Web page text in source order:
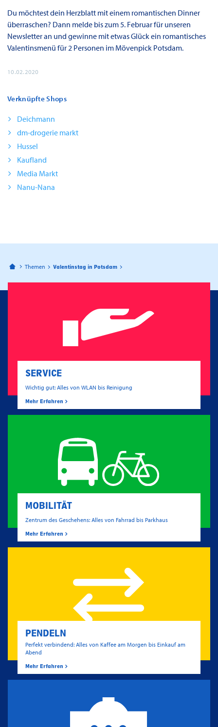
Du möchtest dein Herzblatt mit einem romantischen Dinner
überraschen? Dann melde bis zum 5. Februar für unseren
Newsletter an und gewinne mit etwas Glück ein romantisches
Valentinsmenü für 2 Personen im Mövenpick Potsdam.
10.02.2020
Verknüpfte Shops
Deichmann
dm-drogerie markt
Hussel
Kaufland
Media Markt
Nanu-Nana
Bahnhofspassagen Potsdam
Themen Valentinstag in Potsdam
SERVICE
Wichtig gut: Alles von WLAN bis Reinigung
Mehr Erfahren
MOBILITÄT
Zentrum des Geschehens: Alles von Fahrrad bis Parkhaus
Mehr Erfahren
PENDELN
Perfekt verbindend: Alles von Kaffee am Morgen bis Einkauf am
Abend
Mehr Erfahren